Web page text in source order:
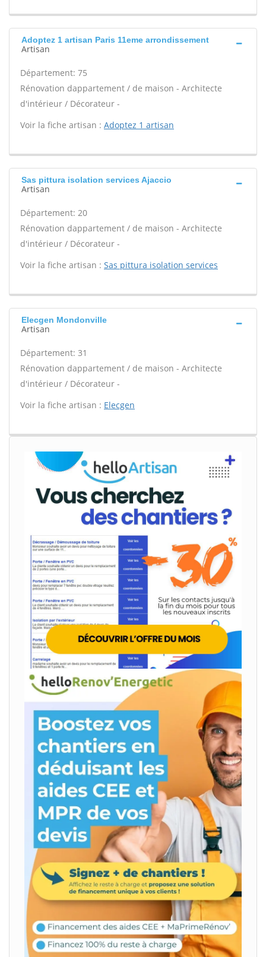
Adoptez 1 artisan Paris 11eme arrondissement
Artisan
Département: 75
Rénovation dappartement / de maison - Architecte
d'intérieur / Décorateur -
Voir la fiche artisan : Adoptez 1 artisan
Sas pittura isolation services Ajaccio
Artisan
Département: 20
Rénovation dappartement / de maison - Architecte
d'intérieur / Décorateur -
Voir la fiche artisan : Sas pittura isolation services
Elecgen Mondonville
Artisan
Département: 31
Rénovation dappartement / de maison - Architecte
d'intérieur / Décorateur -
Voir la fiche artisan : Elecgen